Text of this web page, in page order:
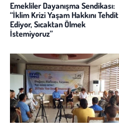
Emekliler Dayanışma Sendikası:
“İklim Krizi Yaşam Hakkını Tehdit
Ediyor, Sıcaktan Ölmek
İstemiyoruz”